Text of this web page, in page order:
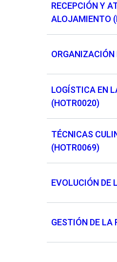
RECEPCIÓN Y
ALOJAMIENTO
LOGÍSTICA EN
(HOTR0020)
TÉCNICAS
(HOTR0069)
EVOLUCIÓN DE
GESTIÓN DE LA